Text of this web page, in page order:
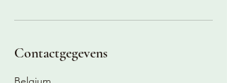
Contactgegevens